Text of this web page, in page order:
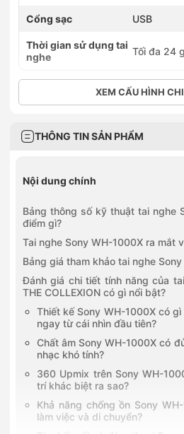
Cổng sạc USB
Thời gian sử dụng tai
nghe
Tối đa 24
XEM CẤU HÌNH
THÔNG TIN SẢN PHẨM
Nội dung chính
Bảng thông số kỹ thuật tai nghe
điểm gì?
Tai nghe Sony WH-1000X ra mắt
Bảng giá tham khảo tai nghe
Đánh giá chi tiết tính năng của
THE COLLEXION có gì nổi bật?
Thiết kế Sony WH-1000X có
ngay từ cái nhìn đầu tiên?
Chất âm Sony WH-1000X có
nhạc khó tính?
360 Upmix trên Sony WH-
trí khác biệt ra sao?
Khả năng chống ồn Sony
làm việc và di chuyển?